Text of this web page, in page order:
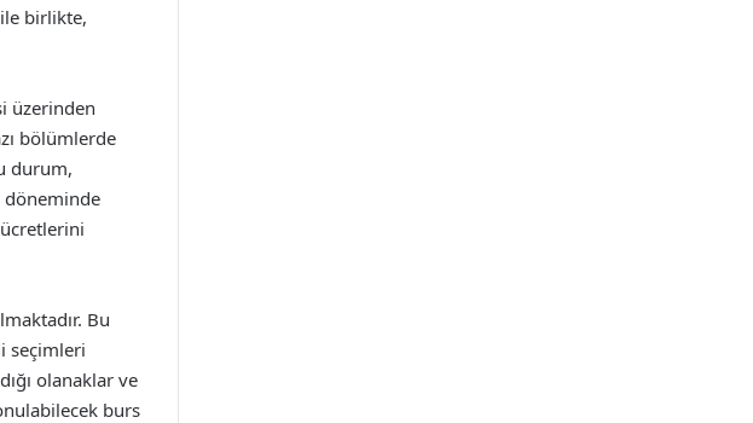
birlikte,
üzerinden
bölümlerde
durum,
döneminde
Bu
seçimleri
olanaklar ve
burs